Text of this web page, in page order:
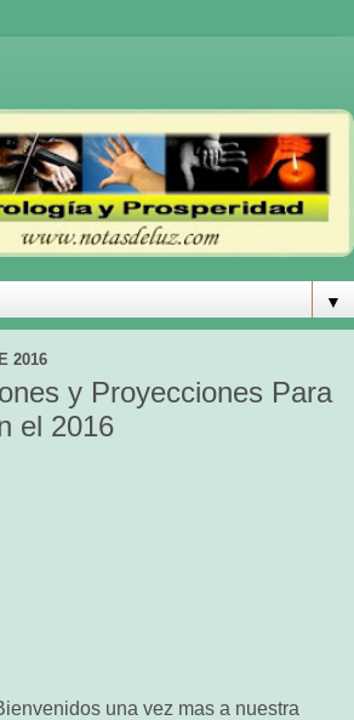
▼
2016
y Proyecciones Para
el 2016
una vez mas a nuestra